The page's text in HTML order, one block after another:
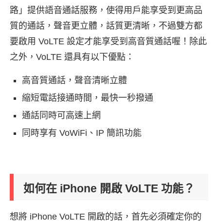
路」提供語音通話服務，使得用戶能享受到更高品
質的通話，聲音更立體，話質更清晰，不過雙方都
要啟用 VoLTE 設定才能享受到高音質通話喔！除此
之外，VoLTE 還具有以下優點：
高音質通話，聲音清晰立體
縮短電話接通時間，最快一秒撥通
通話同時可高速上網
同時享有 VoWiFi、IP 簡訊功能
如何在 iPhone 開啟 VoLTE 功能？
想將 iPhone VoLTE 開啟的話，首先必須確定你的